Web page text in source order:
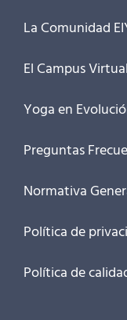
La Comunidad
El Campus Virtual
Yoga en
Preguntas
Normativa
Política de
Política de